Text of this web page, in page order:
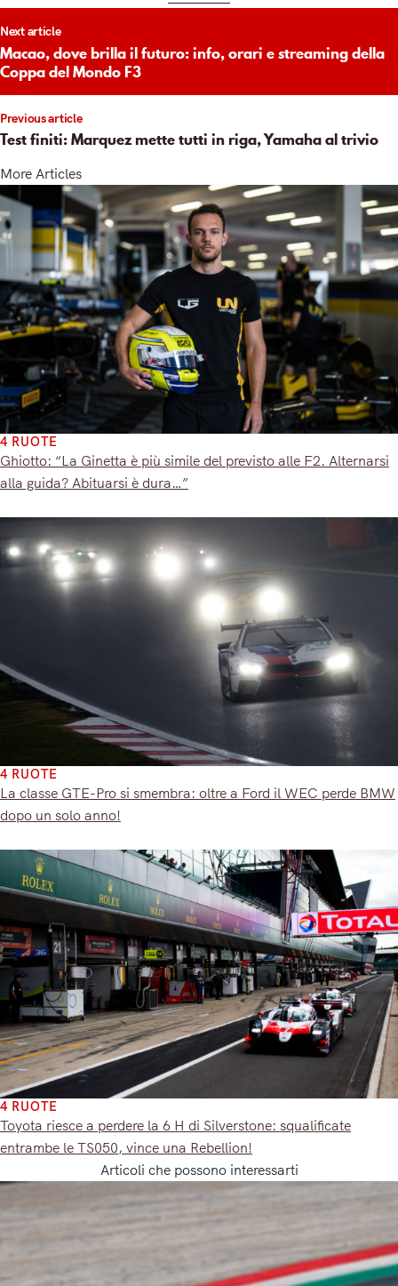
Previous article
Test finiti: Marquez mette tutti in riga, Yamaha al trivio
Next article
Macao, dove brilla il futuro: info, orari e streaming della
Coppa del Mondo F3
More Articles
4 RUOTE
Ghiotto: “La Ginetta è più simile del previsto alle F2. Alternarsi
alla guida? Abituarsi è dura…”
4 RUOTE
La classe GTE-Pro si smembra: oltre a Ford il WEC perde BMW
dopo un solo anno!
4 RUOTE
Toyota riesce a perdere la 6 H di Silverstone: squalificate
entrambe le TS050, vince una Rebellion!
Articoli che possono interessarti